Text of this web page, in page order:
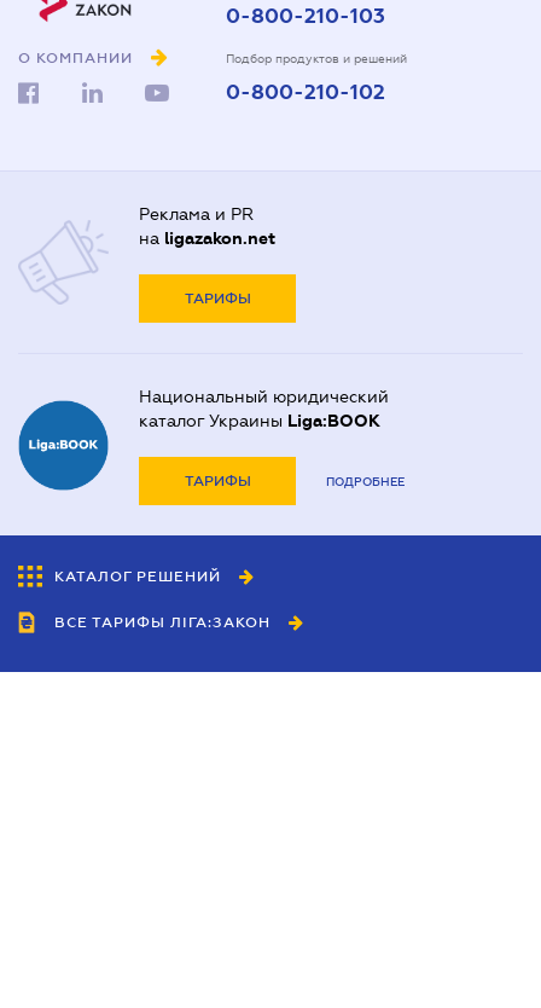
О КОМПАНИИ
0-800-210-103
Подбор продуктов и решений
0-800-210-102
Реклама и PR
на ligazakon.net
ТАРИФЫ
Национальный юридический
каталог Украины Liga:BOOK
ТАРИФЫ ПОДРОБНЕЕ
КАТАЛОГ РЕШЕНИЙ
ВСЕ ТАРИФЫ ЛІГА:ЗАКОН